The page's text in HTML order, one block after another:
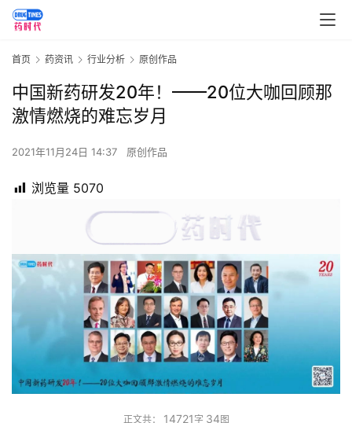
首页 药资讯 行业分析 原创作品
中国新药研发20年！——20位大咖回顾那
激情燃烧的难忘岁月
2021年11月24日 14:37 原创作品
浏览量 5070
正文共： 14721 字 34图